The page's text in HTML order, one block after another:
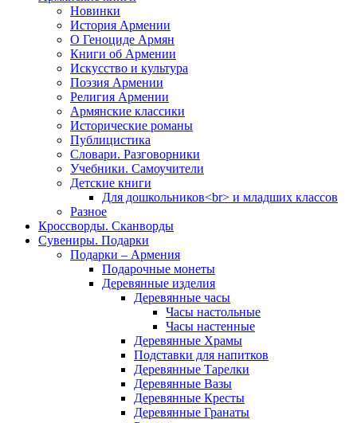
Новинки
История Армении
О Геноциде Армян
Книги об Армении
Иcкусство и культура
Поэзия Армении
Религия Армении
Армянские классики
Исторические романы
Публицистика
Словари. Разговорники
Учебники. Самоучители
Детские книги
Для дошкольников<br> и младших классов
Разное
Кроссворды. Сканворды
Сувениры. Подарки
Подарки – Армения
Подарочные монеты
Деревянные изделия
Деревянные часы
Часы настольные
Часы настенные
Деревянные Храмы
Подставки для напитков
Деревянные Тарелки
Деревянные Вазы
Деревянные Кресты
Деревянные Гранаты